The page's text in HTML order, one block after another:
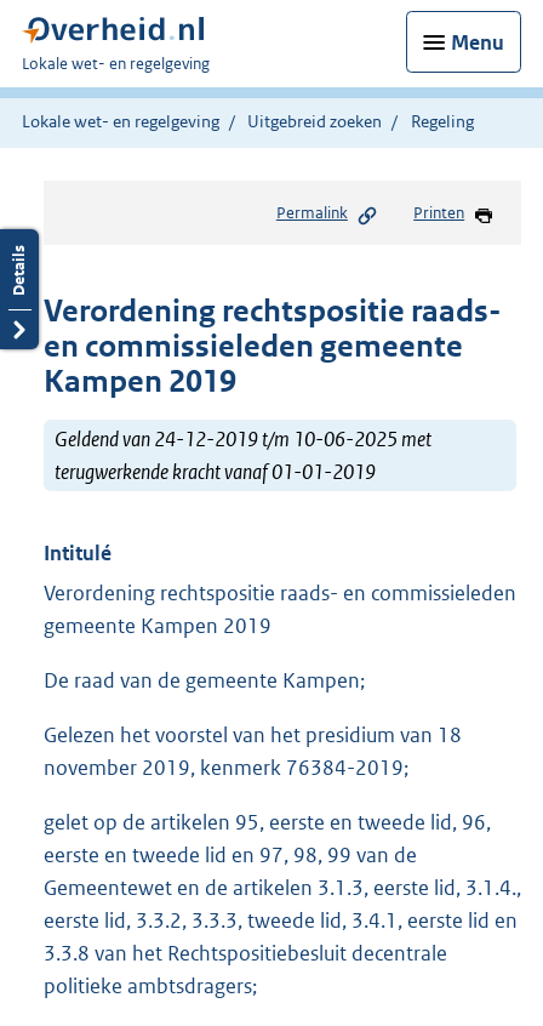
Menu
U
bent
hier:
Lokale wet- en regelgeving
Lokale wet- en regelgeving Uitgebreid zoeken Regeling
Permalink Printen
Verordening rechtspositie raads-
en commissieleden gemeente
Kampen 2019
Geldend van 24-12-2019 t/m 10-06-2025 met
terugwerkende kracht vanaf 01-01-2019
Intitulé
Verordening rechtspositie raads- en commissieleden
gemeente Kampen 2019
De raad van de gemeente Kampen;
Gelezen het voorstel van het presidium van 18
november 2019, kenmerk 76384-2019;
gelet op de artikelen 95, eerste en tweede lid, 96,
eerste en tweede lid en 97, 98, 99 van de
Gemeentewet en de artikelen 3.1.3, eerste lid, 3.1.4.,
eerste lid, 3.3.2, 3.3.3, tweede lid, 3.4.1, eerste lid en
3.3.8 van het Rechtspositiebesluit decentrale
politieke ambtsdragers;